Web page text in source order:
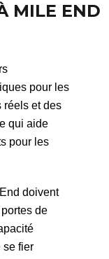
MILE END
pour les
réels et des
qui aide
pour les
doivent
de
se fier